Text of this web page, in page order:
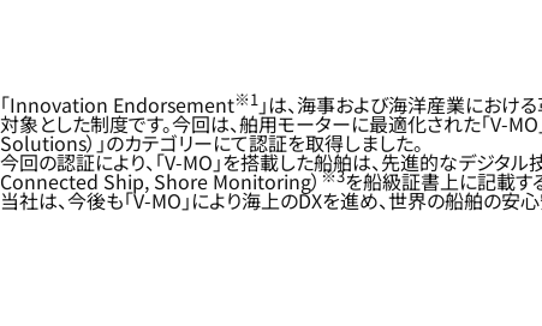
「Innovation Endorsement※1 」は、海事および海洋産業におけ
対象とした制度です。今回は、舶用モーターに最適化された「V-
Solutions）」のカテゴリーにて認証を取得しました。
今回の認証により、「V-MO」を搭載した船舶は、先進的なデジタ
Connected Ship, Shore Monitoring）※3を船級証書上に記載す
当社は、今後も「V-MO」により海上のDXを進め、世界の船舶の安